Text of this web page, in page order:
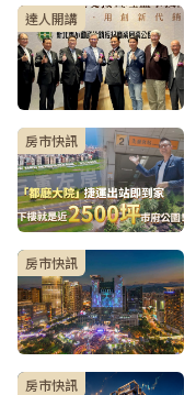
達人開講
房市快訊
房市快訊
房市快訊